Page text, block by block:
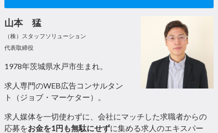
山本 猛
（株）スタッフソリューション
代表取締役
1978年茨城県水戸市生まれ。
求人専門のWEB広告コンサルタン
ト（ジョブ・マーケター）。
求人媒体を一切使わずに、会社にマッチした求職者からの
応募をお金を1円も無駄にせずに集める求人のエキスパー